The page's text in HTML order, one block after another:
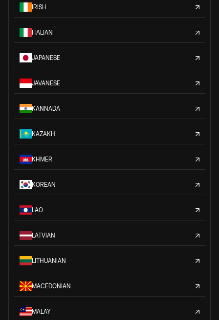
IRISH
ITALIAN
JAPANESE
JAVANESE
KANNADA
KAZAKH
KHMER
KOREAN
LAO
LATVIAN
LITHUANIAN
MACEDONIAN
MALAY